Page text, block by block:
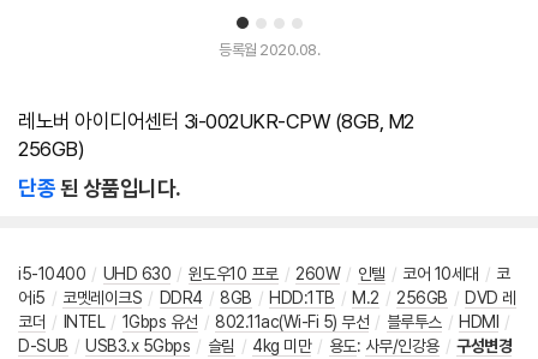
1 2 3 4
등록월 2020.08.
레노버 아이디어센터 3i-002UKR-CPW (8GB, M2
256GB)
단종된 상품입니다.
i5-10400 / UHD 630 / 윈도우10 프로 / 260W / 인텔 / 코어 10세대 / 코
어i5 / 코멧레이크S / DDR4 / 8GB / HDD:1TB / M.2 / 256GB / DVD 레
코더 / INTEL / 1Gbps 유선 / 802.11ac(Wi-Fi 5) 무선 / 블루투스 / HDMI
/
D-SUB / USB3.x 5Gbps / 슬림 / 4kg 미만 / 용도: 사무/인강용 / 구성변경